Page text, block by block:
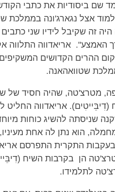
שם ביסודיות את כתבי
אצל נגארג'ונה
היה זה שקיבל לידיו שני
האמצע". אריאדווה התלווה
ההרים הקדושים המשקיפים
שטוואהאנה.
מטרצ'טה, שהיה חסיד של
אריאדווה החליט
שניסתה להשיג כוחות
הוא נתן לה אחת
התקרית התפרסם
הן בקרבות השיח
לתלמידו.